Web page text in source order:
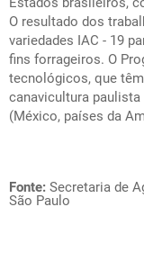
O resultado dos
variedades IAC - 19
fins forrageiros. O
tecnológicos, que
canavicultura
(México, países da
Fonte: Secretaria de
São Paulo